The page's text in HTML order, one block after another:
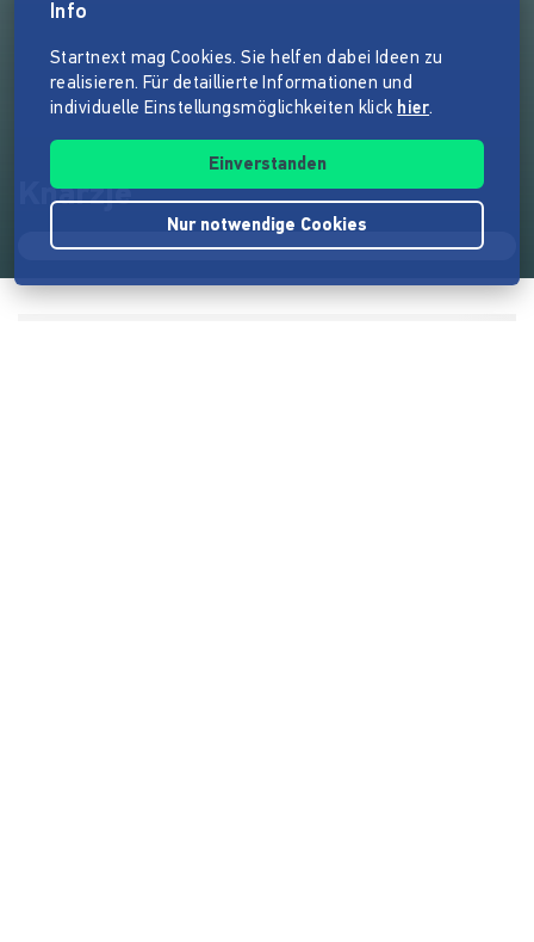
Knärzje
Info
Startnext mag Cookies. Sie helfen dabei Ideen zu
realisieren. Für detaillierte Informationen und
individuelle Einstellungsmöglichkeiten klick hier.
Einverstanden
Nur notwendige Cookies